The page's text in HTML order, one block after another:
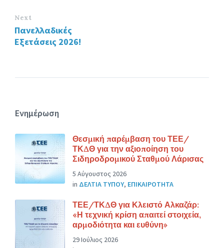
Next
Πανελλαδικές
Εξετάσεις 2026!
Ενημέρωση
Θεσμική παρέμβαση του ΤΕΕ/
ΤΚΔΘ για την αξιοποίηση του
Σιδηροδρομικού Σταθμού Λάρισας
5 Αύγουστος 2026
in ΔΕΛΤΙΑ ΤΥΠΟΥ, ΕΠΙΚΑΙΡΟΤΗΤΑ
ΤΕΕ/ΤΚΔΘ για Κλειστό Αλκαζάρ:
«Η τεχνική κρίση απαιτεί στοιχεία,
αρμοδιότητα και ευθύνη»
29 Ιούλιος 2026